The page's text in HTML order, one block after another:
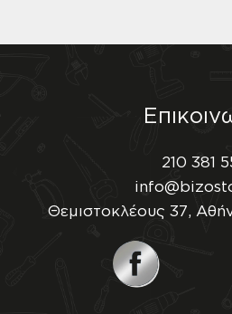
210 381
Θεμιστοκλέους 37,